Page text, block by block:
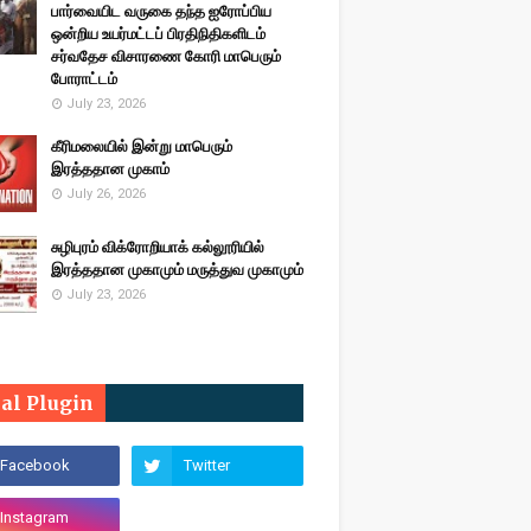
பார்வையிட வருகை தந்த ஐரோப்பிய
ஒன்றிய உயர்மட்டப் பிரதிநிதிகளிடம்
சர்வதேச விசாரணை கோரி மாபெரும்
போராட்டம்
July 23, 2026
கீரிமலையில் இன்று மாபெரும்
இரத்ததான முகாம்
July 26, 2026
சுழிபுரம் விக்ரோறியாக் கல்லூரியில்
இரத்ததான முகாமும் மருத்துவ முகாமும்
July 23, 2026
Plugin